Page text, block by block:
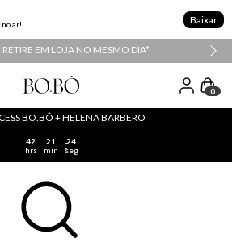
ar! Baixar
RETIRE EM LOJA NO MESMO DIA*
0
BO.BÔ + HELENA BARBERO
42
hrs
21
min
24
seg